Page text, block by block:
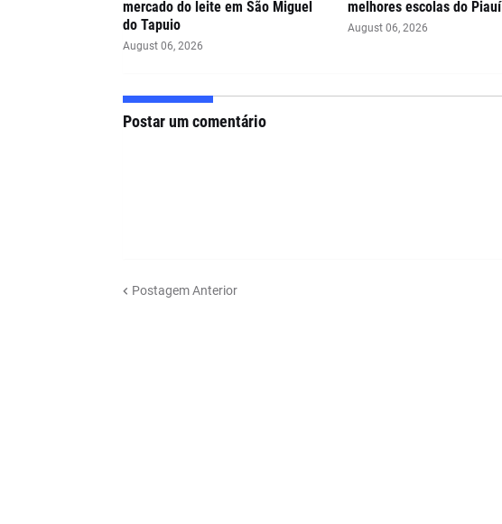
mercado do leite em São Miguel
do Tapuio
August 06, 2026
melhores escolas do Piauí
August 06, 2026
Postar um comentário
Postagem Anterior